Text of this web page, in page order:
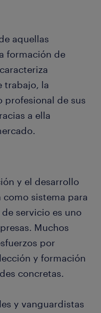
aquellas
formación de
trabajo, la
profesional de sus
a ella
y el desarrollo
sistema para
servicio es uno
Muchos
por
y formación
concretas.
y vanguardistas